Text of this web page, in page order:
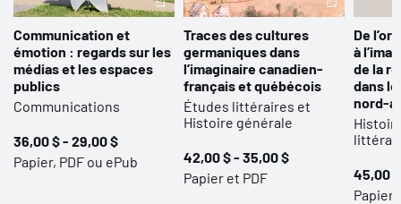
Communication et
émotion : regards sur les
médias et les espaces
publics
Communications
36,00 $ - 29,00 $
Papier, PDF ou ePub
Traces des cultures
germaniques dans
l’imaginaire canadien-
français et québécois
Études littéraires et
Histoire générale
42,00 $ - 35,00 $
Papier et PDF
De
à
de la
dans
nord-
45,00
Papier